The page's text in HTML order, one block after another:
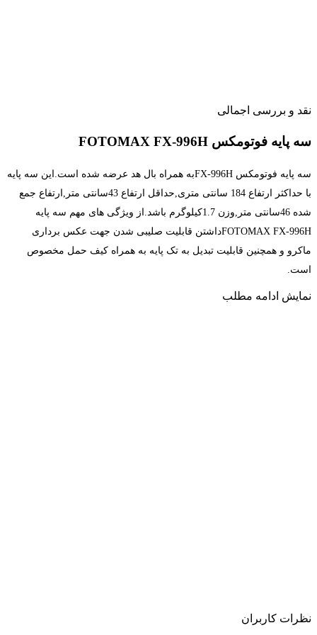
نقد و بررسی اجمالی
سه پایه فوتومکس FOTOMAX FX-996H
سه پایه فوتومکس FX-996Hبه همراه بال هد عرضه شده است.این سه پایه
با حداکثر ارتفاع 184 سانتی متری,حداقل ارتفاع 43سانتی متر,ارتفاع جمع
شده 46سانتی متر,وزن 1.7کیلوگرم باشد.از ویژگی های مهم سه پایه
FOTOMAX FX-996Hداشتن قابلیت صلیبی شدن جهت عکس برداری
ماکرو و همچنین قابلیت تبدیل به تک پایه به همراه کیف حمل مخصوص
است.
نمایش ادامه مطلب
نظرات کاربران